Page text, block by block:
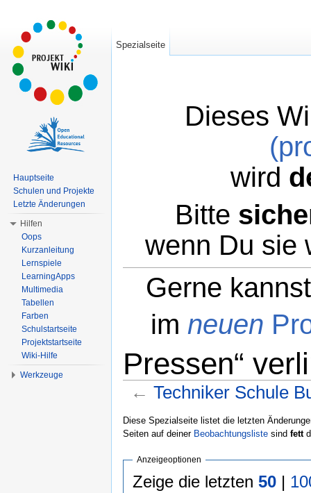
Dieses
wird
Bitte
wenn Du sie
Gerne
im neuen
Pressen“
← Techniker Schule
Diese Spezialseite listet die letzten
Seiten auf deiner Beobachtungsliste sind fett
Anzeigeoptionen
Zeige die letzten 50|
Spezialseite
Hauptseite
Schulen und Projekte
Letzte Änderungen
Hilfen
Oops
Kurzanleitung
Lernspiele
LearningApps
Multimedia
Tabellen
Farben
Schulstartseite
Projektstartseite
Wiki-Hilfe
Werkzeuge